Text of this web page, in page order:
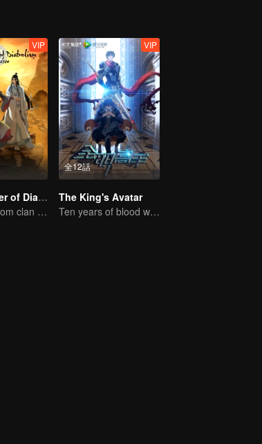
VIP
The Founder of Diabolism
The youth from clan of cultivators killed the devils for the others
全12話
VIP
The King's Avatar
Ten years of blood writing esports brilliant